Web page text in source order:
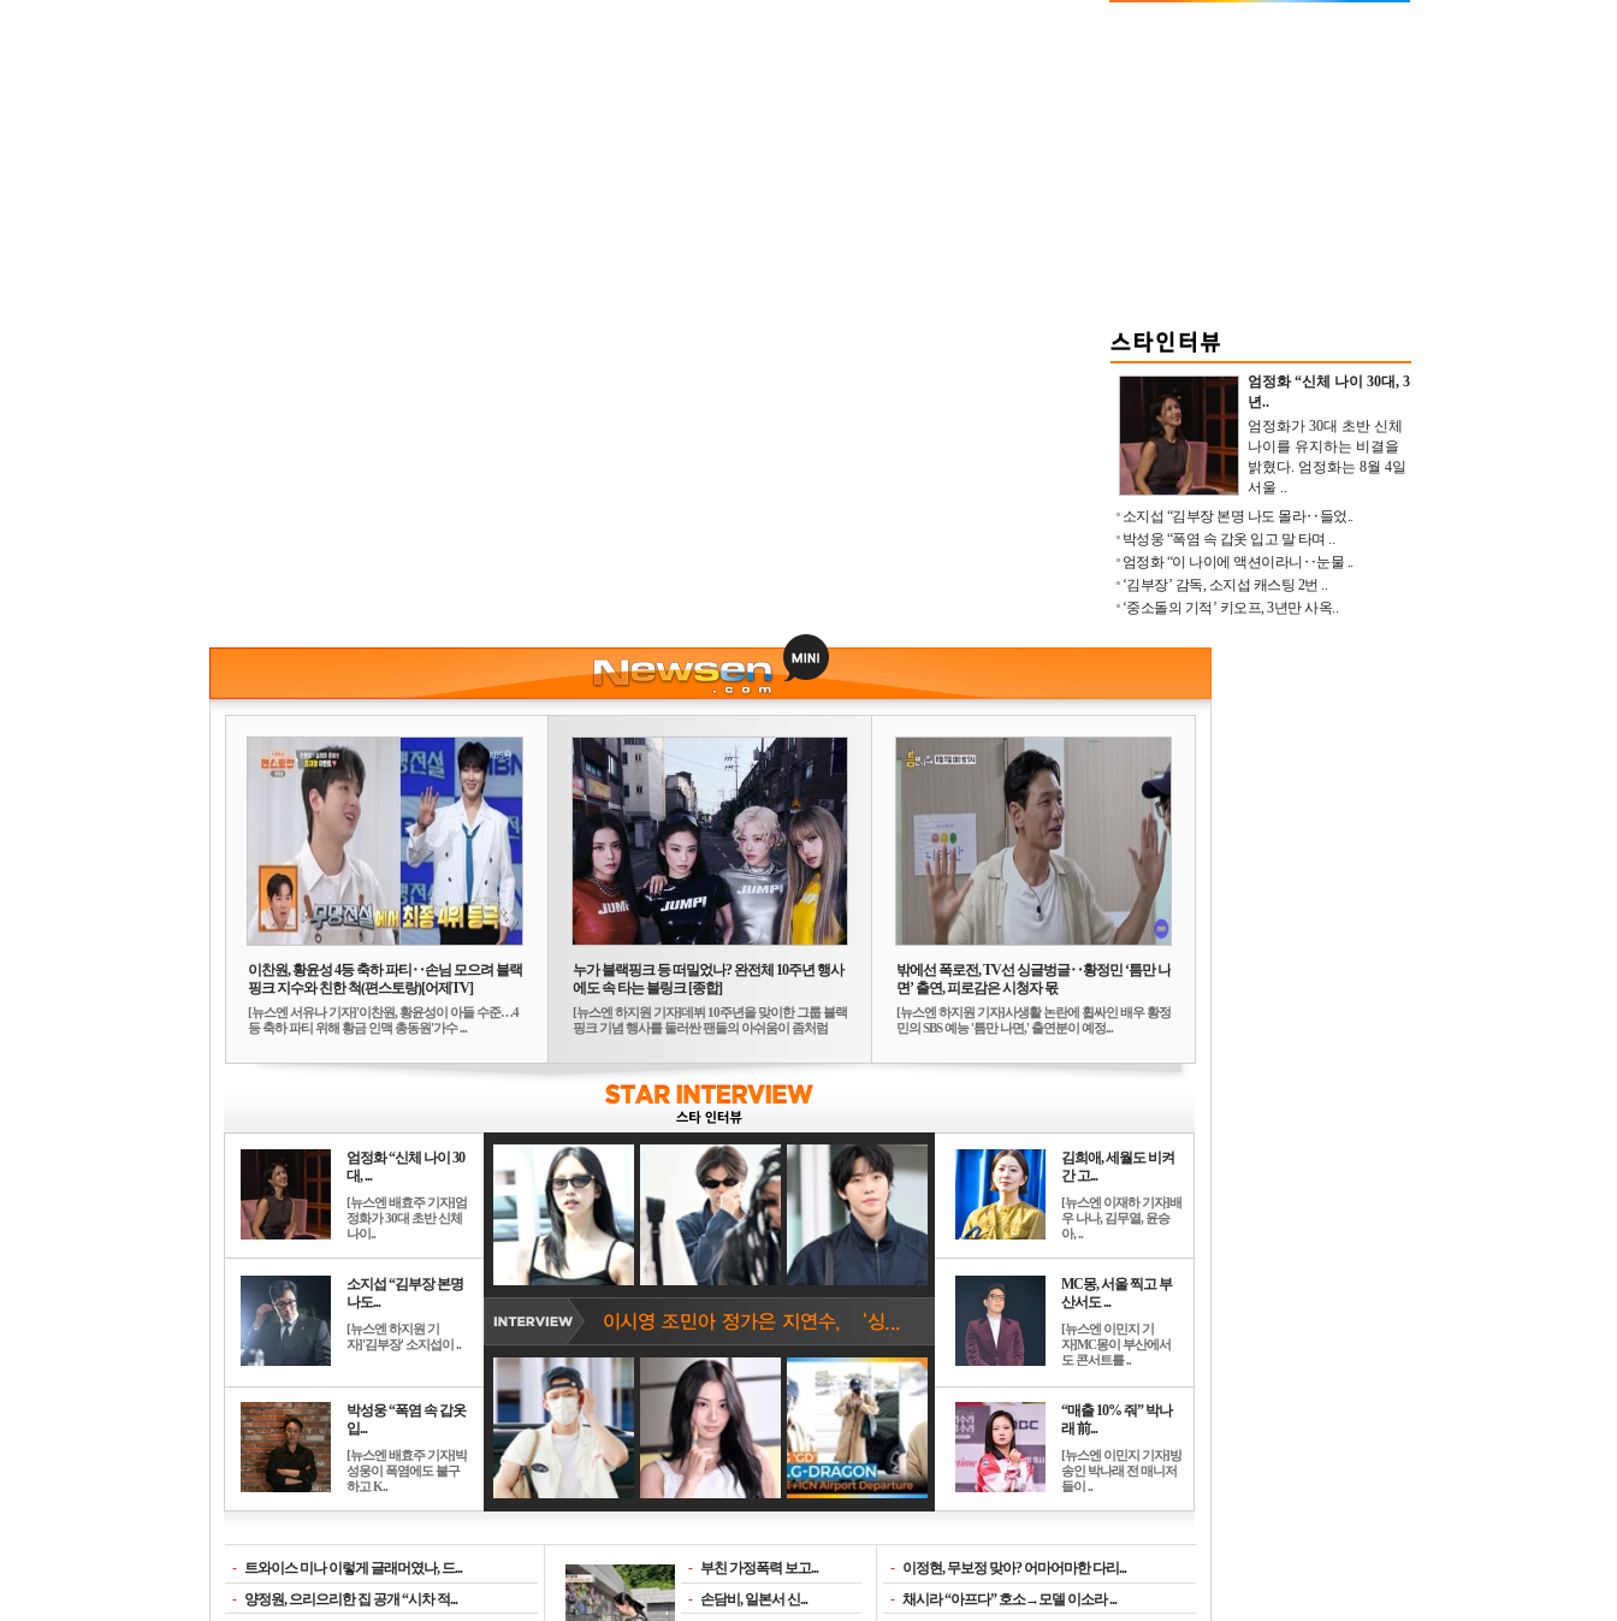
엄정화 “신체 나이 30대, 3
년..
엄정화가 30대 초반 신체
나이를 유지하는 비결을
밝혔다. 엄정화는 8월 4일
서울 ..
소지섭 “김부장 본명 나도 몰라‥들었..
박성웅 “폭염 속 갑옷 입고 말 타며 ..
엄정화 “이 나이에 액션이라니‥눈물 ..
‘김부장’ 감독, 소지섭 캐스팅 2번 ..
‘중소돌의 기적’ 키오프, 3년만 사옥..
이찬원, 황윤성 4등 축하 파티‥손님 모으려 블랙
핑크 지수와 친한 척(편스토랑)[어제TV]
[뉴스엔 서유나 기자]'이찬원, 황윤성이 아들 수준…4
등 축하 파티 위해 황금 인맥 총동원'가수 ...
누가 블랙핑크 등 떠밀었나? 완전체 10주년 행사
에도 속 타는 블링크 [종합]
[뉴스엔 하지원 기자]데뷔 10주년을 맞이한 그룹 블랙
핑크 기념 행사를 둘러싼 팬들의 아쉬움이 좀처럼
밖에선 폭로전, TV선 싱글벙글‥황정민 ‘틈만 나
면’ 출연, 피로감은 시청자 몫
[뉴스엔 하지원 기자]사생활 논란에 휩싸인 배우 황정
민의 SBS 예능 '틈만 나면,' 출연분이 예정...
엄정화 “신체 나이 30
대, ...
[뉴스엔 배효주 기자]엄
정화가 30대 초반 신체
나이..
소지섭 “김부장 본명
나도...
[뉴스엔 하지원 기
자]'김부장' 소지섭이 ..
박성웅 “폭염 속 갑옷
입...
[뉴스엔 배효주 기자]박
성웅이 폭염에도 불구
하고 K..
김희애, 세월도 비켜
간 고...
[뉴스엔 이재하 기자]배
우 나나, 김무열, 윤승
아, ..
MC몽, 서울 찍고 부
산서도 ...
[뉴스엔 이민지 기
자]MC몽이 부산에서
도 콘서트를 ..
“매출 10% 줘” 박나
래 前...
[뉴스엔 이민지 기자]방
송인 박나래 전 매니저
들이 ..
- 트와이스 미나 이렇게 글래머였나, 드...
- 양정원, 으리으리한 집 공개 “시차 적...
- 부친 가정폭력 보고...
- 손담비, 일본서 신...
- 이정현, 무보정 맞아? 어마어마한 다리...
- 채시라 “아프다” 호소→모델 이소라 ...